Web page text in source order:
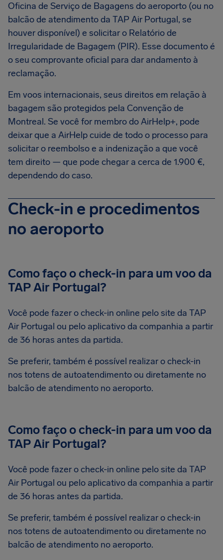
Oficina de Serviço de Bagagens do aeroporto (ou no
balcão de atendimento da TAP Air Portugal, se
houver disponível) e solicitar o Relatório de
Irregularidade de Bagagem (PIR). Esse documento é
o seu comprovante oficial para dar andamento à
reclamação.
Em voos internacionais, seus direitos em relação à
bagagem são protegidos pela Convenção de
Montreal. Se você for membro do AirHelp+, pode
deixar que a AirHelp cuide de todo o processo para
solicitar o reembolso e a indenização a que você
tem direito — que pode chegar a cerca de 1.900 €,
dependendo do caso.
Check-in e procedimentos
no aeroporto
Como faço o check-in para um voo da
TAP Air Portugal?
Você pode fazer o check-in online pelo site da TAP
Air Portugal ou pelo aplicativo da companhia a partir
de 36 horas antes da partida.
Se preferir, também é possível realizar o check-in
nos totens de autoatendimento ou diretamente no
balcão de atendimento no aeroporto.
Como faço o check-in para um voo da
TAP Air Portugal?
Você pode fazer o check-in online pelo site da TAP
Air Portugal ou pelo aplicativo da companhia a partir
de 36 horas antes da partida.
Se preferir, também é possível realizar o check-in
nos totens de autoatendimento ou diretamente no
balcão de atendimento no aeroporto.